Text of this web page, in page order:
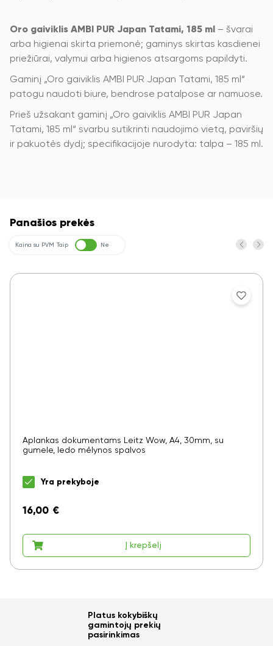
Oro gaiviklis AMBI PUR Japan Tatami, 185 ml – švarai
arba higienai skirta priemonė; gaminys skirtas kasdienei
priežiūrai, valymui arba higienos atsargoms papildyti.
Gaminį „Oro gaiviklis AMBI PUR Japan Tatami, 185 ml“
patogu naudoti biure, bendrose patalpose ar namuose.
Prieš užsakant gaminį „Oro gaiviklis AMBI PUR Japan
Tatami, 185 ml“ svarbu sutikrinti naudojimo vietą, paviršių
ir pakuotės dydį; specifikacijoje nurodyta: talpa – 185 ml.
Panašios prekės
Kaina su PVM Taip Ne
Aplankas dokumentams Leitz Wow, A4, 30mm, su
gumele, ledo mėlynos spalvos
Yra prekyboje
16,00 €
Į krepšelį
Platus kokybiškų
gamintojų prekių
pasirinkimas
Ar norite sutaupyti